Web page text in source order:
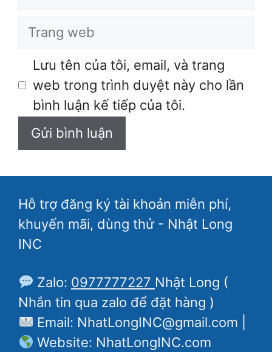
Trang
Lưu tên của tôi, email, và trang
web trong trình duyệt này cho lần
bình luận kế tiếp của tôi.
Hỗ trợ đăng ký tài khoản miễn phí,
khuyến mãi, dùng thử - Nhật Long
INC
Zalo: 0977777227 Nhật Long (
Nhắn tin qua zalo để đặt hàng )
Email: NhatLongINC@gmail.com |
Website: NhatLongINC.com